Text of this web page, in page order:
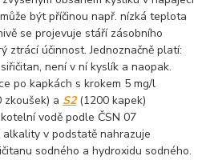
být příčinou např. nízká teplota
se projevuje stáří zásobního
ztrácí účinnost. Jednoznačně platí:
není v ní kyslík a naopak.
po kapkách s krokem 5 mg/l
zkoušek) a S2 (1200 kapek)
vodě podle ČSN 07
v podstatě nahrazuje
sodného a hydroxidu sodného.